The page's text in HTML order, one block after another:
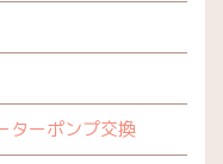
ターポンプ交換